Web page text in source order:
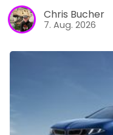
Chris Bucher
7. Aug. 2026